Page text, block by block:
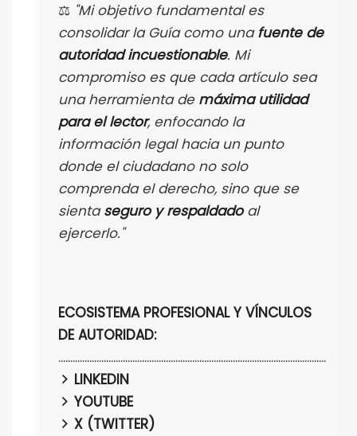
⚖️ "Mi objetivo fundamental es
consolidar la Guía como unafuente de
autoridad incuestionable. Mi
compromiso es que cada artículo sea
una herramienta de máxima utilidad
para el lector, enfocando la
información legal hacia un punto
donde el ciudadano no solo
comprenda el derecho, sino que se
sientaseguro y respaldadoal
ejercerlo."
ECOSISTEMA PROFESIONAL Y VÍNCULOS
DE AUTORIDAD:
................................................................................................................
LINKEDIN
YOUTUBE
X (TWITTER)